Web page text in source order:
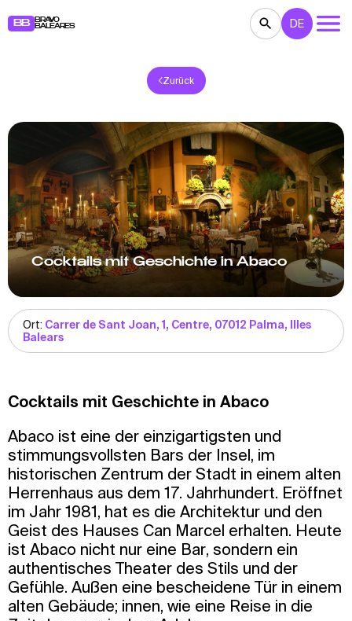
BB
BRAVO
BALEARES
THEATER
RESTAURANTS MÄRKTE PARTEIEN
FÜR KINDER BB NOTE
DE
Zurück
Cocktails mit Geschichte in Abaco
Ort: Carrer de Sant Joan, 1, Centre, 07012 Palma, Illes
Balears
Cocktails mit Geschichte in Abaco
Abaco ist eine der einzigartigsten und
stimmungsvollsten Bars der Insel, im
historischen Zentrum der Stadt in einem alten
Herrenhaus aus dem 17. Jahrhundert. Eröffnet
im Jahr 1981, hat es die Architektur und den
Geist des Hauses Can Marcel erhalten. Heute
ist Abaco nicht nur eine Bar, sondern ein
authentisches Theater des Stils und der
Gefühle. Außen eine bescheidene Tür in einem
alten Gebäude; innen, wie eine Reise in die